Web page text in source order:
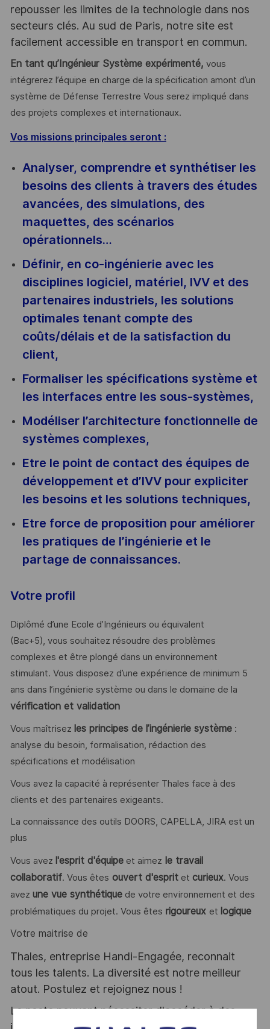
repousser les limites de la technologie dans nos
secteurs clés. Au sud de Paris, notre site est
facilement accessible en transport en commun.
En tant qu’Ingénieur Système expérimenté, vous
intégrerez l’équipe en charge de la spécification amont d’un
système de Défense Terrestre Vous serez impliqué dans
des projets complexes et internationaux.
Vos missions principales seront :
Analyser, comprendre et synthétiser les
besoins des clients à travers des études
avancées, des simulations, des
maquettes, des scénarios
opérationnels…
Définir, en co-ingénierie avec les
disciplines logiciel, matériel, IVV et des
partenaires industriels, les solutions
optimales tenant compte des
coûts/délais et de la satisfaction du
client,
Formaliser les spécifications système et
les interfaces entre les sous-systèmes,
Modéliser l’architecture fonctionnelle de
systèmes complexes,
Etre le point de contact des équipes de
développement et d’IVV pour expliciter
les besoins et les solutions techniques,
Etre force de proposition pour améliorer
les pratiques de l’ingénierie et le
partage de connaissances.
Votre profil
Diplômé d’une Ecole d’Ingénieurs ou équivalent
(Bac+5), vous souhaitez résoudre des problèmes
complexes et être plongé dans un environnement
stimulant. Vous disposez d’une expérience de minimum 5
ans dans l’ingénierie système ou dans le domaine de la
vérification et validation
Vous maîtrisez les principes de l’ingénierie système:
analyse du besoin, formalisation, rédaction des
spécifications et modélisation
Vous avez la capacité à représenter Thales face à des
clients et des partenaires exigeants.
La connaissance des outils DOORS, CAPELLA, JIRA est un
plus
Vous avez l'esprit d'équipeet aimez le travail
collaboratif. Vous êtes ouvert d'espritet curieux. Vous
avez une vue synthétiquede votre environnement et des
problématiques du projet. Vous êtes rigoureux et logique
Votre maitrise de
Thales, entreprise Handi-Engagée, reconnait
tous les talents. La diversité est notre meilleur
atout. Postulez et rejoignez nous !
Le poste pouvant nécessiter d'accéder à des